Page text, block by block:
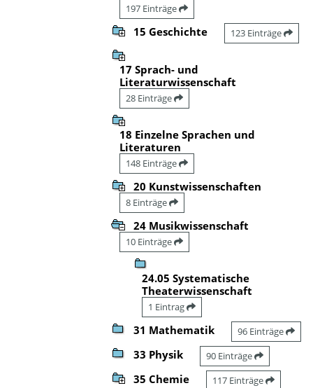
197 Einträge
15 Geschichte 123 Einträge
17 Sprach- und
Literaturwissenschaft
28 Einträge
18 Einzelne Sprachen und
Literaturen
148 Einträge
20 Kunstwissenschaften
8 Einträge
24 Musikwissenschaft
10 Einträge
24.05 Systematische
Theaterwissenschaft
1 Eintrag
31 Mathematik 96 Einträge
33 Physik 90 Einträge
35 Chemie 117 Einträge